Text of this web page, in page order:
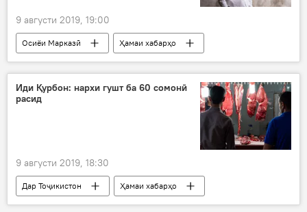
9 августи 2019, 19:00
Осиёи Марказӣ
Ҳамаи хабарҳо
Қирғизистон
боздошт
писар
Алмосбек Отамбоев
Иди Қурбон: нархи гушт ба 60 сомонӣ
расид
9 августи 2019, 18:30
Дар Тоҷикистон
Ҳамаи хабарҳо
Иҷтимоъ
нарх
гушт